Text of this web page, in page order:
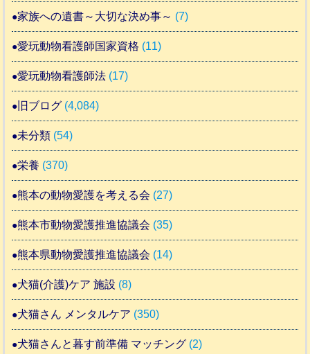
家族への遺書～大切な決め事～ (7)
愛玩動物看護師国家資格 (11)
愛玩動物看護師法 (17)
旧ブログ (4,084)
未分類 (54)
栄養 (370)
熊本の動物愛護を考える会 (27)
熊本市動物愛護推進協議会 (35)
熊本県動物愛護推進協議会 (14)
犬猫(介護)ケア 施設 (8)
犬猫さん メンタルケア (350)
犬猫さんと暮す前準備 マッチング (2)